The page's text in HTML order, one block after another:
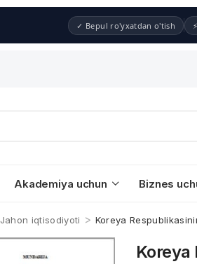
✓ Bepul ro'yxatdan o'tish
Akademiya uchun Biznes
Jahon iqtisodiyoti > Koreya
Koreya